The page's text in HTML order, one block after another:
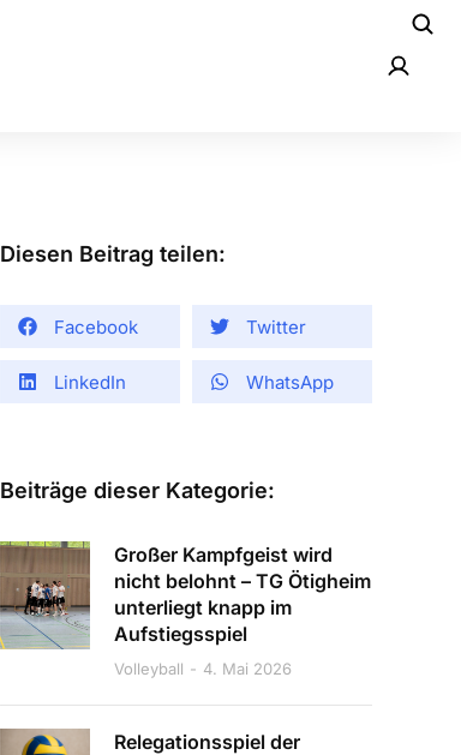
Diesen Beitrag teilen:
Facebook Twitter
LinkedIn WhatsApp
Beiträge dieser Kategorie:
Großer Kampfgeist wird
nicht belohnt – TG Ötigheim
unterliegt knapp im
Aufstiegsspiel
Volleyball 4. Mai 2026
Relegationsspiel der